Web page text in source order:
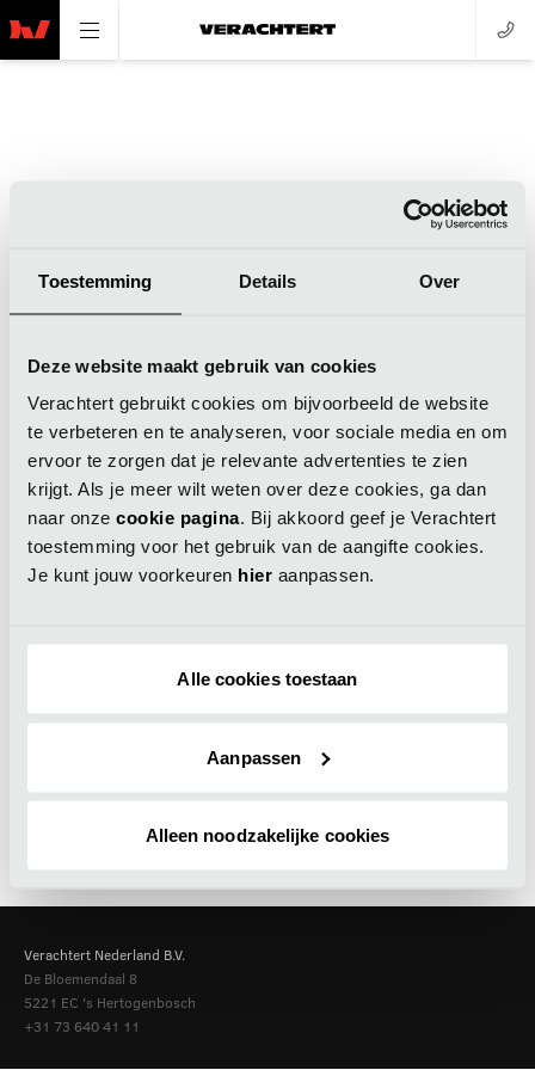
Toestemming Details Over
Deze website maakt gebruik van cookies
Verachtert gebruikt cookies om bijvoorbeeld de website
te verbeteren en te analyseren, voor sociale media en om
ervoor te zorgen dat je relevante advertenties te zien
krijgt. Als je meer wilt weten over deze cookies, ga dan
naar onze cookie pagina. Bij akkoord geef je Verachtert
toestemming voor het gebruik van de aangifte cookies.
Je kunt jouw voorkeuren hier aanpassen.
Alle cookies toestaan
Aanpassen
Alleen noodzakelijke cookies
browser console for more information)
Verachtert Nederland B.V.
De Bloemendaal 8
5221 EC 's Hertogenbosch
+31 73 640 41 11